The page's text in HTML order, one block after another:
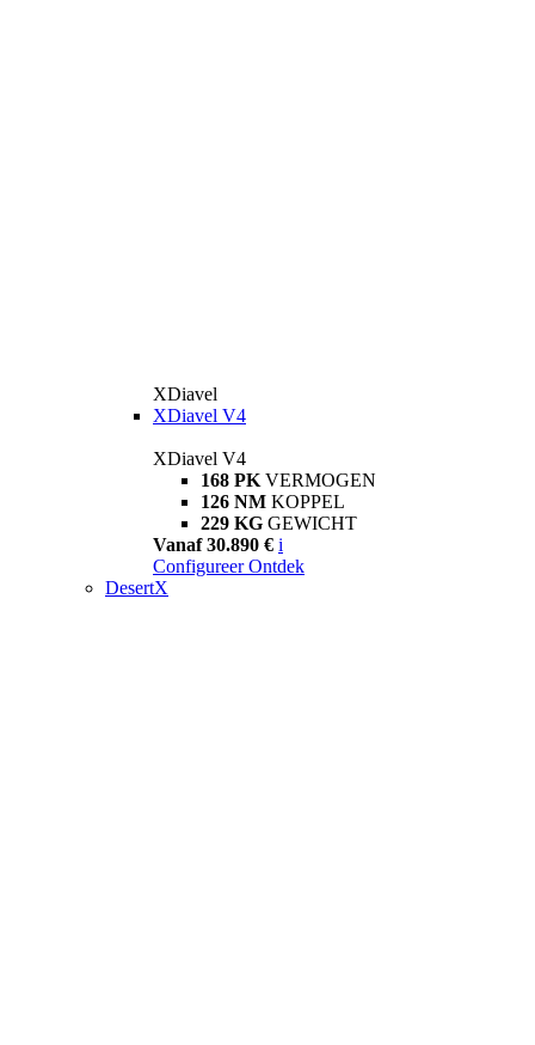
XDiavel
XDiavel V4
XDiavel V4
168 PK VERMOGEN
126 NM KOPPEL
229 KG GEWICHT
Vanaf 30.890 € i
Configureer Ontdek
DesertX